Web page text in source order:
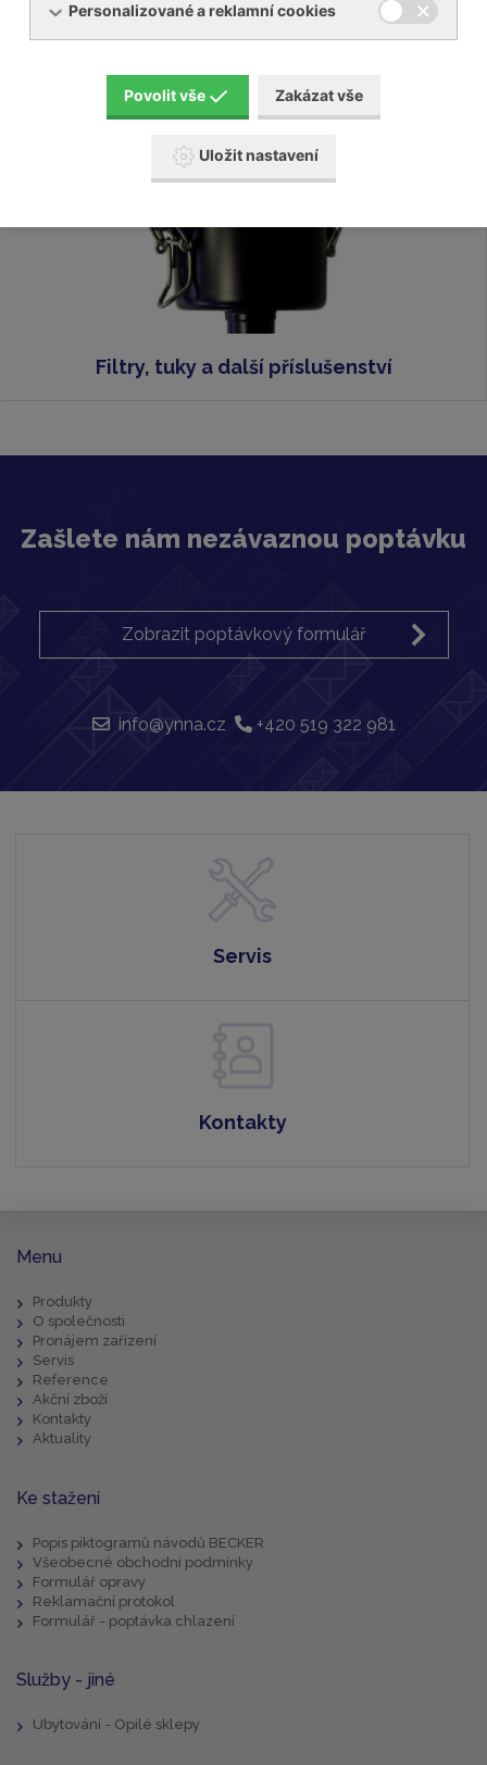
Protihlukové kryty Becker
Filtry, tuky a další příslušenství
Zašlete nám nezávaznou poptávku
Zobrazit poptávkový formulář
info@ynna.cz +420 519 322 981
Servis
Kontakty
Menu
Produkty
O společnosti
Pronájem zařízení
Servis
Reference
Akční zboží
Kontakty
Aktuality
Ke stažení
Popis piktogramů návodů BECKER
Všeobecné obchodní podmínky
Formulář opravy
Reklamační protokol
Formulář - poptávka chlazení
Služby - jiné
Ubytování - Opilé sklepy
Personalizované a reklamní cookies
Povolit vše Zakázat vše
Uložit nastavení